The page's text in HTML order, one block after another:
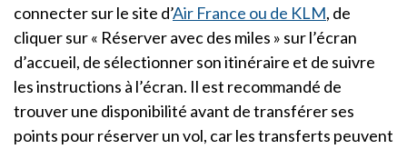
connecter sur le site d’Air France ou de KLM, de
cliquer sur « Réserver avec des miles » sur l’écran
d’accueil, de sélectionner son itinéraire et de suivre
les instructions à l’écran. Il est recommandé de
trouver une disponibilité avant de transférer ses
points pour réserver un vol, car les transferts peuvent